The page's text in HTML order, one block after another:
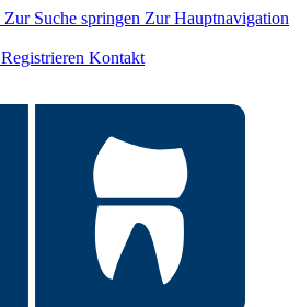
Zur Suche springen Zur Hauptnavigation
Registrieren Kontakt